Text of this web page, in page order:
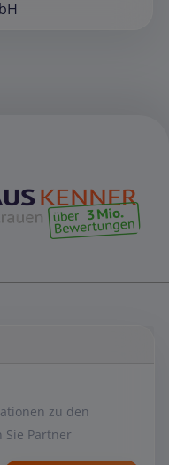
zu den
Partner